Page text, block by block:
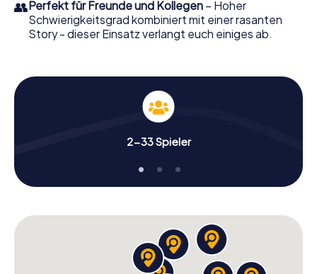
👥Perfekt für Freunde und Kollegen – Hoher
Schwierigkeitsgrad kombiniert mit einer rasanten
Story - dieser Einsatz verlangt euch einiges ab.
2-33 Spieler